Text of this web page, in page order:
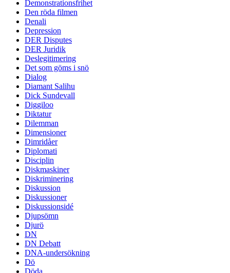
Demonstrationsfrihet
Den röda filmen
Denali
Depression
DER Disputes
DER Juridik
Deslegitimering
Det som göms i snö
Dialog
Diamant Salihu
Dick Sundevall
Diggiloo
Diktatur
Dilemman
Dimensioner
Dimridåer
Diplomati
Disciplin
Diskmaskiner
Diskriminering
Diskussion
Diskussioner
Diskussionsidé
Djupsömn
Djurö
DN
DN Debatt
DNA-undersökning
Dö
Döda